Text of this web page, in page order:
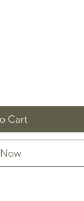
Cart